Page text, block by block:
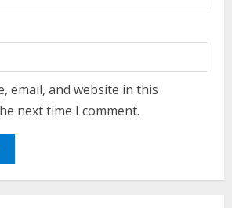
email, and website in this
next time I comment.